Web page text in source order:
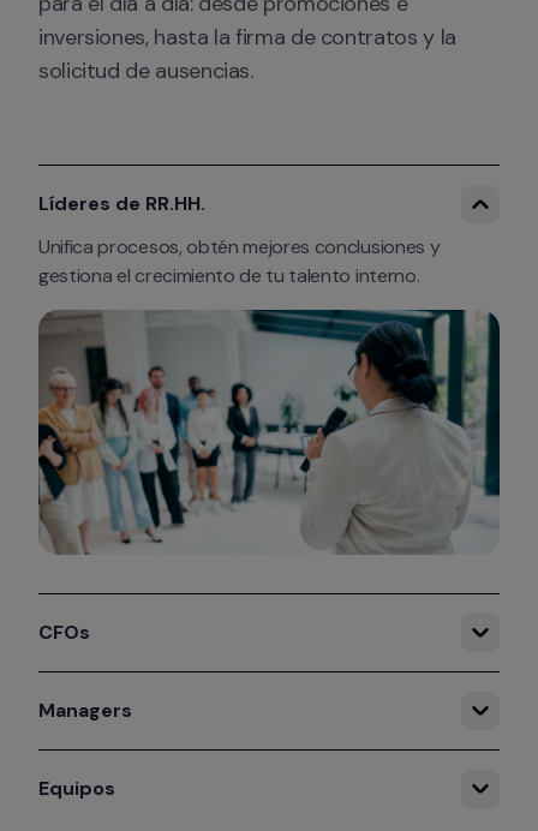
inversiones, hasta la firma de contratos y la
solicitud de ausencias.
Líderes de RR.HH.
Unifica procesos, obtén mejores conclusiones y
gestiona el crecimiento de tu talento interno.
CFOs
Managers
Equipos